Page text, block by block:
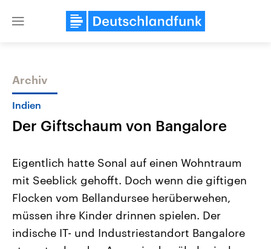
Close
Themen
Landtagswahl Sachsen-Anhalt
2026
Alle Informationen
Sachsen-Anhalt wählt am 6.
USA
Aktuelle Beiträge,
Hintergründe
Wirtschaftlich und
Archiv
Indien
Der Giftschaum von Bangalore
Eigentlich hatte Sonal auf einen Wohntraum
mit Seeblick gehofft. Doch wenn die giftigen
Flocken vom Bellandursee herüberwehen,
müssen ihre Kinder drinnen spielen. Der
indische IT- und Industriestandort Bangalore